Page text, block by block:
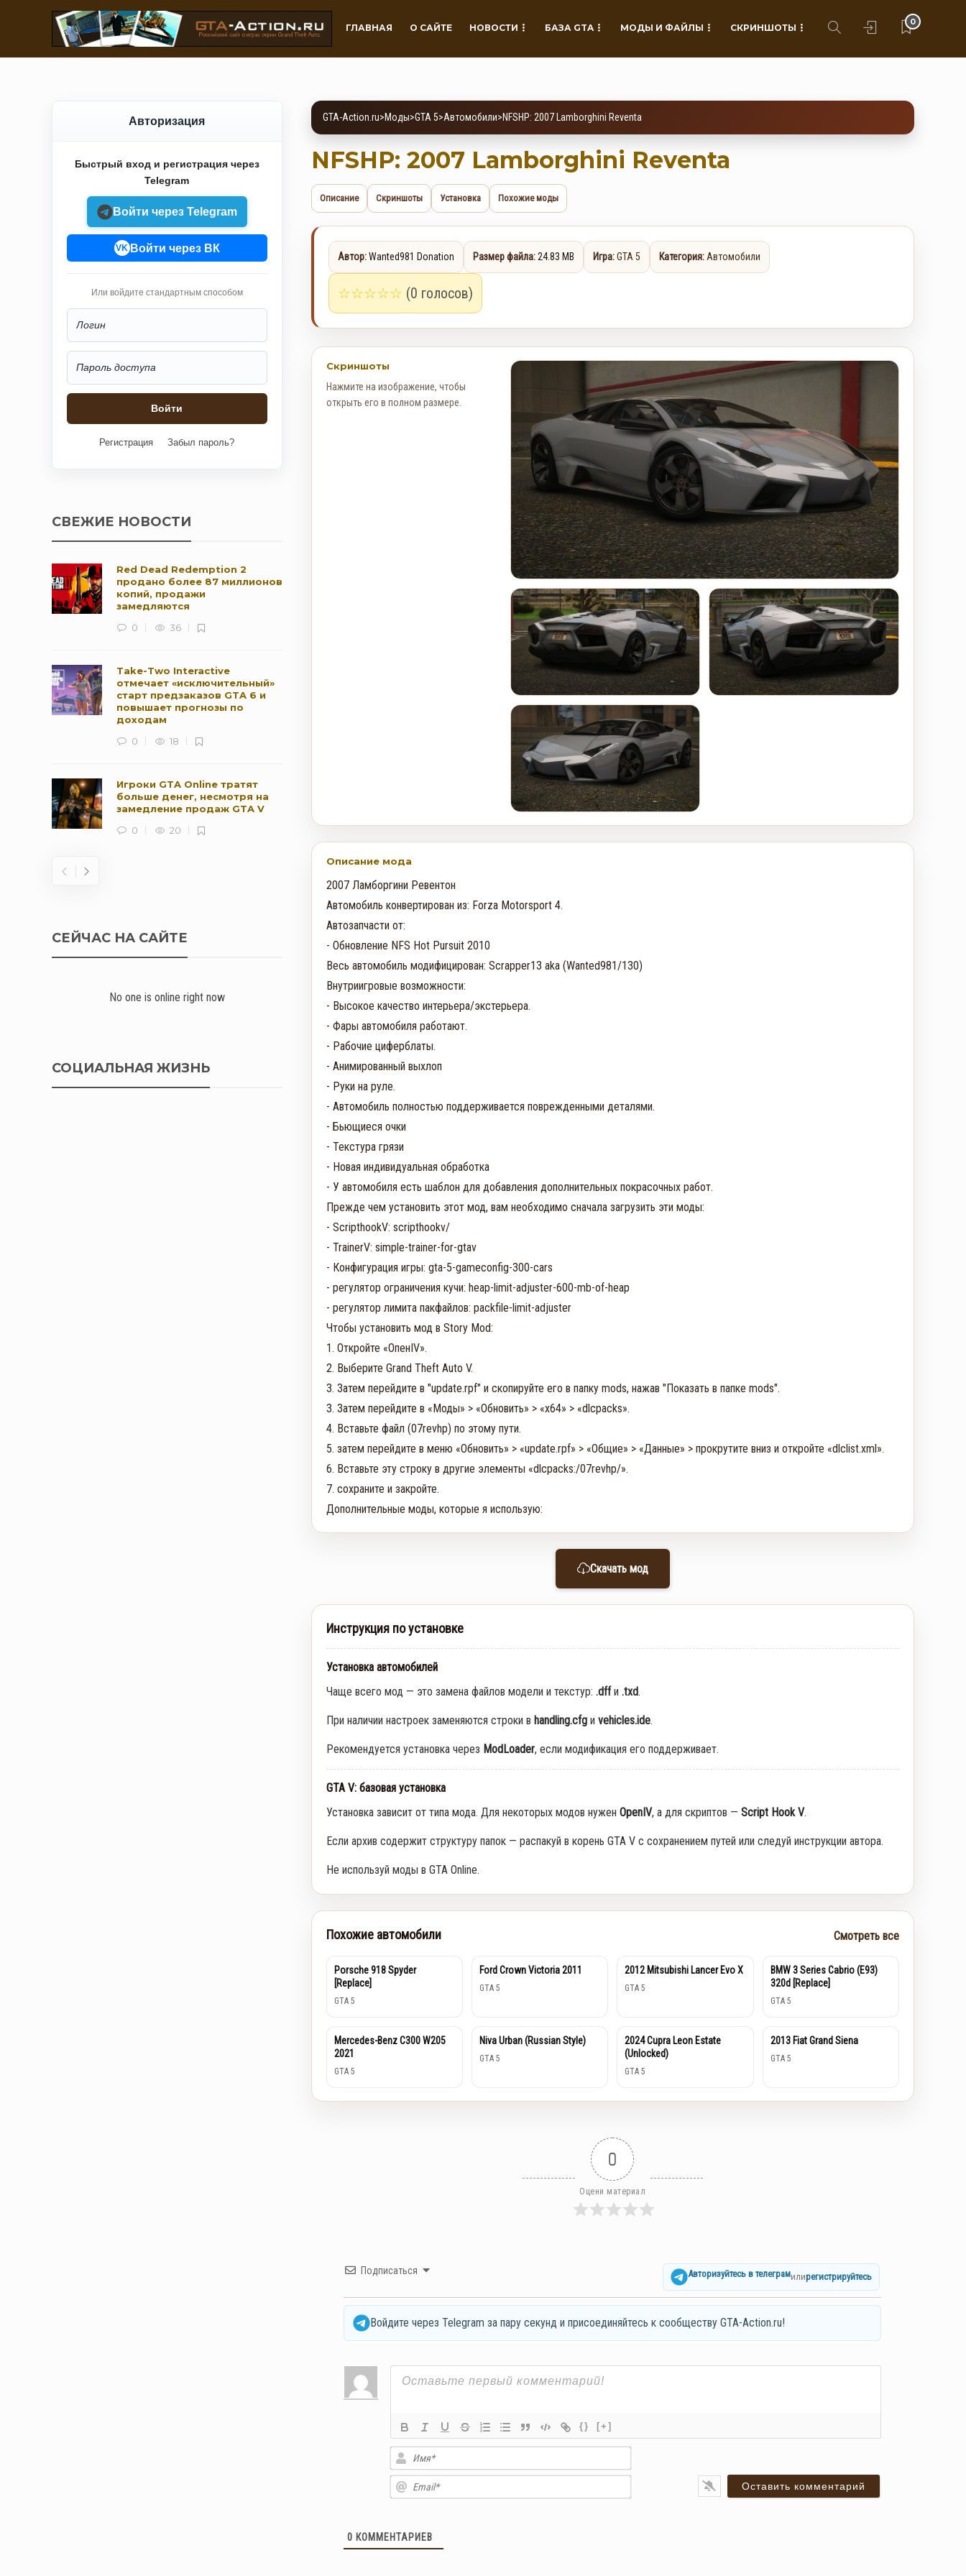
ГЛАВНАЯ О САЙТЕ НОВОСТИ БАЗА GTA МОДЫ И ФАЙЛЫ СКРИНШОТЫ
0
Авторизация
Быстрый вход и регистрация через
Telegram
Войти через Telegram
VK Войти через ВК
Или войдите стандартным способом
Регистрация Забыл пароль?
СВЕЖИЕ НОВОСТИ
Red Dead Redemption 2
продано более 87 миллионов
копий, продажи
замедляются
0
36
Take-Two Interactive
отмечает «исключительный»
старт предзаказов GTA 6 и
повышает прогнозы по
доходам
0
18
Игроки GTA Online тратят
больше денег, несмотря на
замедление продаж GTA V
0
20
новый трейлер геймплея GTA
Online: Летний ограбление (6–
СЕЙЧАС НА САЙТЕ
No one is online right now
СОЦИАЛЬНАЯ ЖИЗНЬ
GTA-Action.ru>Моды>GTA 5>Автомобили>NFSHP: 2007 Lamborghini Reventa
NFSHP: 2007 Lamborghini Reventa
Описание Скриншоты Установка Похожие моды
Автор:Wanted981 Donation Размер файла:24.83 MB Игра:GTA 5 Категория: Автомобили
☆☆☆☆☆ (0 голосов)
Скриншоты
Нажмите на изображение, чтобы
открыть его в полном размере.
Описание мода
2007 Ламборгини Ревентон
Автомобиль конвертирован из: Forza Motorsport 4.
Автозапчасти от:
- Обновление NFS Hot Pursuit 2010
Весь автомобиль модифицирован: Scrapper13 aka (Wanted981/130)
Внутриигровые возможности:
- Высокое качество интерьера/экстерьера.
- Фары автомобиля работают.
- Рабочие циферблаты.
- Анимированный выхлоп
- Руки на руле.
- Автомобиль полностью поддерживается поврежденными деталями.
- Бьющиеся очки
- Текстура грязи
- Новая индивидуальная обработка
- У автомобиля есть шаблон для добавления дополнительных покрасочных работ.
Прежде чем установить этот мод, вам необходимо сначала загрузить эти моды:
- ScripthookV: scripthookv/
- TrainerV: simple-trainer-for-gtav
- Конфигурация игры: gta-5-gameconfig-300-cars
- регулятор ограничения кучи: heap-limit-adjuster-600-mb-of-heap
- регулятор лимита пакфайлов: packfile-limit-adjuster
Чтобы установить мод в Story Mod:
1. Откройте «ОпенIV».
2. Выберите Grand Theft Auto V.
3. Затем перейдите в "update.rpf" и скопируйте его в папку mods, нажав "Показать в папке mods".
3. Затем перейдите в «Моды» > «Обновить» > «x64» > «dlcpacks».
4. Вставьте файл (07revhp) по этому пути.
5. затем перейдите в меню «Обновить» > «update.rpf» > «Общие» > «Данные» > прокрутите вниз и откройте «dlclist.xml».
6. Вставьте эту строку в другие элементы «dlcpacks:/07revhp/».
7. сохраните и закройте.
Дополнительные моды, которые я использую:
Скачать мод
Инструкция по установке
Установка автомобилей
Чаще всего мод — это замена файлов модели и текстур: .dffи .txd.
При наличии настроек заменяются строки в handling.cfgи vehicles.ide.
Рекомендуется установка через ModLoader, если модификация его поддерживает.
GTA V: базовая установка
Установка зависит от типа мода. Для некоторых модов нужен OpenIV, а для скриптов — Script Hook V.
Если архив содержит структуру папок — распакуй в корень GTA V с сохранением путей или следуй инструкции автора.
Не используй моды в GTA Online.
Похожие автомобили Смотреть все
Porsche 918 Spyder
[Replace]
GTA 5
Ford Crown Victoria 2011
GTA 5
2012 Mitsubishi Lancer Evo X
GTA 5
BMW 3 Series Cabrio (E93)
320d [Replace]
GTA 5
Mercedes-Benz C300 W205
2021
GTA 5
Niva Urban (Russian Style)
GTA 5
2024 Cupra Leon Estate
(Unlocked)
GTA 5
2013 Fiat Grand Siena
GTA 5
0
Оцени материал
Подписаться Авторизуйтесь в телеграмилирегистрируйтесь
Войдите через Telegram за пару секунд и присоединяйтесь к сообществу GTA-Action.ru!
{} [+]
Имя*
Email*
0 КОММЕНТАРИЕВ